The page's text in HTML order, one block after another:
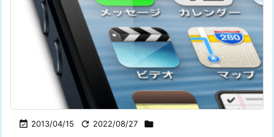
 2013/04/15  2022/08/27 